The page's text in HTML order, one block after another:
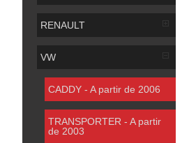
RENAULT
VW
CADDY - A partir de 2006
TRANSPORTER - A partir
de 2003